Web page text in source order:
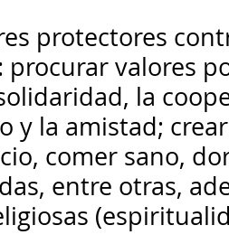
protectores
procurar valores
la
y la amistad;
comer sano,
entre otras,